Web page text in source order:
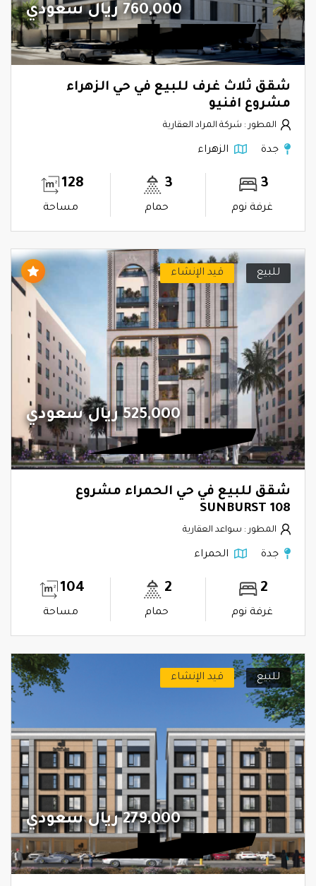
760,000 ريال سعودي
شقق ثلاث غرف للبيع في حي الزهراء
مشروع افنيو
المطور : شركة المراد العقارية
جدة الزهراء
3
غرفة نوم
3
حمام
128
مساحة
للبيع قيد الإنشاء
525,000 ريال سعودي
شقق للبيع في حي الحمراء مشروع
SUNBURST 108
المطور : سواعد العقارية
جدة الحمراء
2
غرفة نوم
2
حمام
104
مساحة
للبيع قيد الإنشاء
279,000 ريال سعودي